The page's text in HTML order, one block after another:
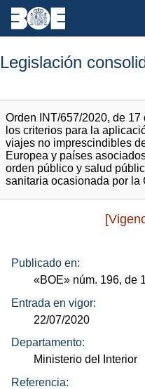
Legislación
Orden INT/657/2020, de
los criterios para la
viajes no imprescindibles
Europea y países
orden público y salud
sanitaria ocasionada por la
Publicado en:
«BOE» núm. 196, de
Entrada en vigor:
22/07/2020
Departamento:
Ministerio del Interior
Referencia: